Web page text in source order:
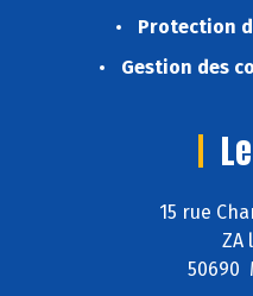
Protection
Gestion des
15 rue
ZA
50690